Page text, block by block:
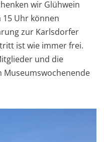
wir Glühwein
15 Uhr können
zur Karlsdorfer
ist wie immer frei.
und die
Museumswochenende